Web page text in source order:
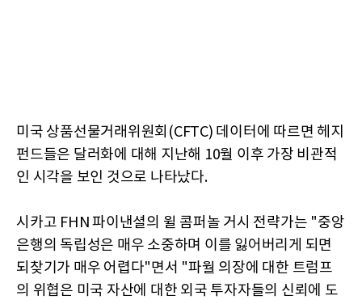
미국 상품선물거래위원회(CFTC) 데이터에 따르면 헤지
펀드들은 달러화에 대해 지난해 10월 이후 가장 비관적
인 시각을 보인 것으로 나타났다.
시카고 FHN 파이낸셜의 윌 콤퍼놀 거시 전략가는 "중앙
은행의 독립성은 매우 소중하며 이를 잃어버리게 되면
되찾기가 매우 어렵다"면서 "파월 의장에 대한 트럼프
의 위협은 미국 자산에 대한 외국 투자자들의 신뢰에 도